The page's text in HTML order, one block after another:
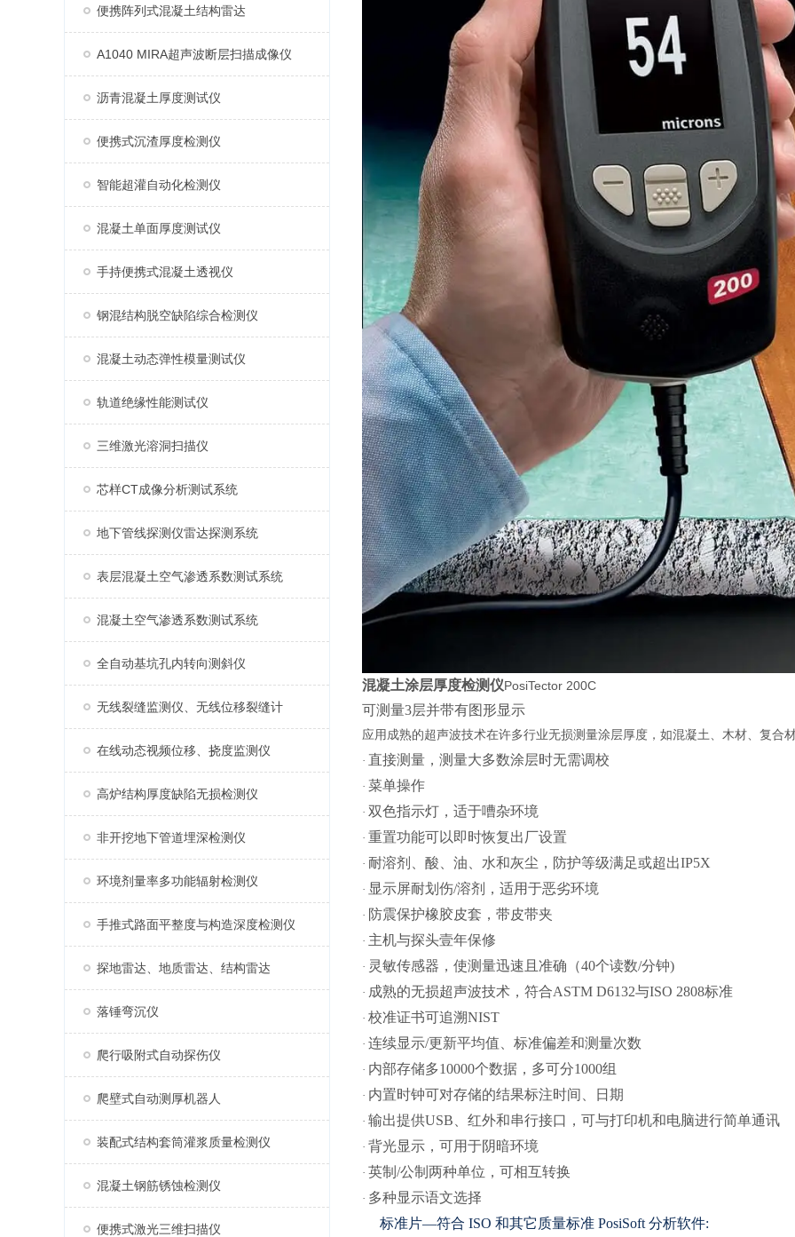
便携阵列式混凝土结构雷达
A1040 MIRA超声波断层扫描成像仪
沥青混凝土厚度测试仪
便携式沉渣厚度检测仪
智能超灌自动化检测仪
混凝土单面厚度测试仪
手持便携式混凝土透视仪
钢混结构脱空缺陷综合检测仪
混凝土动态弹性模量测试仪
轨道绝缘性能测试仪
三维激光溶洞扫描仪
芯样CT成像分析测试系统
地下管线探测仪雷达探测系统
表层混凝土空气渗透系数测试系统
混凝土空气渗透系数测试系统
全自动基坑孔内转向测斜仪
无线裂缝监测仪、无线位移裂缝计
在线动态视频位移、挠度监测仪
高炉结构厚度缺陷无损检测仪
非开挖地下管道埋深检测仪
环境剂量率多功能辐射检测仪
手推式路面平整度与构造深度检测仪
探地雷达、地质雷达、结构雷达
落锤弯沉仪
爬行吸附式自动探伤仪
爬壁式自动测厚机器人
装配式结构套筒灌浆质量检测仪
混凝土钢筋锈蚀检测仪
便携式激光三维扫描仪
混凝土涂层厚度检测仪PosiTector 200C
可测量3层并带有图形显示
应用成熟的超声波技术在许多行业无损测量涂层厚度，如混凝土、木材、复合
· 直接测量，测量大多数涂层时无需调校
· 菜单操作
· 双色指示灯，适于嘈杂环境
· 重置功能可以即时恢复出厂设置
· 耐溶剂、酸、油、水和灰尘，防护等级满足或超出IP5X
· 显示屏耐划伤/溶剂，适用于恶劣环境
· 防震保护橡胶皮套，带皮带夹
· 主机与探头壹年保修
· 灵敏传感器，使测量迅速且准确（40个读数/分钟)
· 成熟的无损超声波技术，符合ASTM D6132与ISO 2808标准
· 校准证书可追溯NIST
· 连续显示/更新平均值、标准偏差和测量次数
· 内部存储多10000个数据，多可分1000组
· 内置时钟可对存储的结果标注时间、日期
· 输出提供USB、红外和串行接口，可与打印机和电脑进行简单通讯
· 背光显示，可用于阴暗环境
· 英制/公制两种单位，可相互转换
· 多种显示语文选择
标准片—符合 ISO 和其它质量标准 PosiSoft 分析软件: